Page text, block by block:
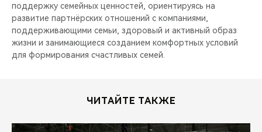
поддержку семейных ценностей, ориентируясь на
развитие партнёрских отношений с компаниями,
поддерживающими семьи, здоровый и активный образ
жизни и занимающиеся созданием комфортных условий
для формирования счастливых семей.
ЧИТАЙТЕ ТАКЖЕ